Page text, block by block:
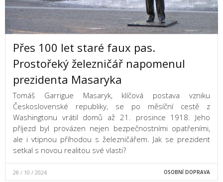
Přes 100 let staré faux pas.
Prostořeký železničář napomenul
prezidenta Masaryka
Tomáš Garrigue Masaryk, klíčová postava vzniku
Československé republiky, se po měsíční cestě z
Washingtonu vrátil domů až 21. prosince 1918. Jeho
příjezd byl provázen nejen bezpečnostními opatřeními,
ale i vtipnou příhodou s železničářem. Jak se prezident
setkal s novou realitou své vlasti?
28 / 10 / 2024 OSOBNÍ DOPRAVA